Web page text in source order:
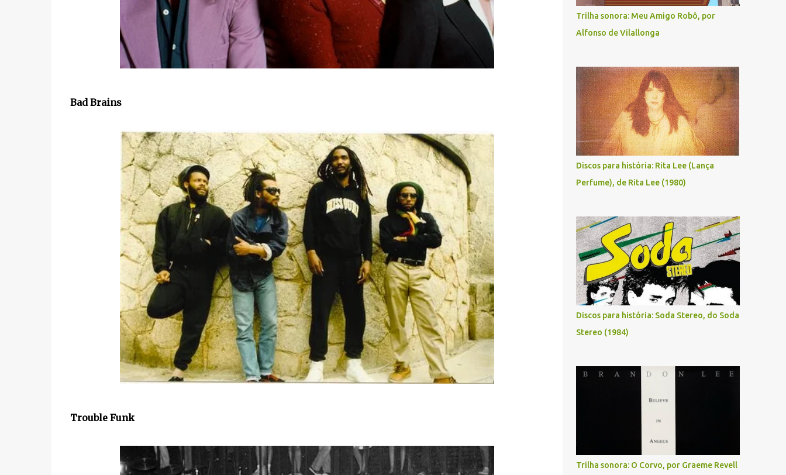
Bad Brains
Trouble Funk
Trilha sonora: Meu Amigo Robô, por
Alfonso de Vilallonga
Discos para história: Rita Lee (Lança
Perfume), de Rita Lee (1980)
Discos para história: Soda Stereo, do Soda
Stereo (1984)
Trilha sonora: O Corvo, por Graeme Revell